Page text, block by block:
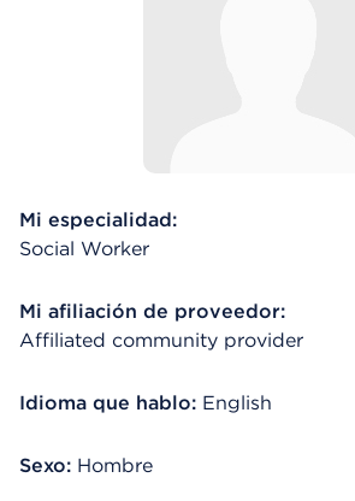
Mi especialidad:
Social Worker
Mi afiliación de proveedor:
Affiliated community provider
Idioma que hablo: English
Sexo: Hombre